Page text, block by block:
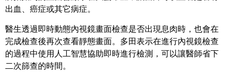
出血、癌症或其它病症。
醫生透過即時動態內視鏡畫面檢查是否出現息肉時，也會在
完成檢查後再次查看靜態畫面。多田表示在進行內視鏡檢查
的過程中使用人工智慧協助即時進行檢測，可以讓醫師省下
二次篩查的時間。